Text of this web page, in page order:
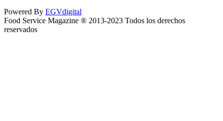
Powered By EGVdigital
Food Service Magazine ® 2013-2023 Todos los derechos
reservados